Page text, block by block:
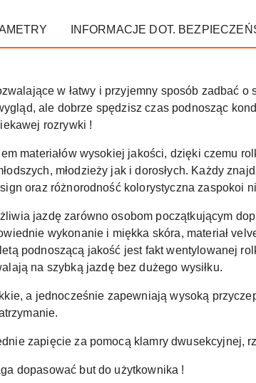
INFORMACJE DOT.
w łatwy i przyjemny sposób zadbać
ale dobrze spędzisz czas podnosząc
rozrywki !
materiałów wysokiej jakości, dzięki czemu
młodzieży jak i dorosłych. Każdy
oraz różnorodność kolorystyczna zaspokoi
jazdę zarówno osobom początkującym
wykonanie i miękka skóra, materiał
podnoszącą jakość jest fakt wentylowanej
na szybką jazdę bez dużego wysiłku.
a jednocześnie zapewniają wysoką
zapięcie za pomocą klamry dwusekcyjnej,
dopasować but do użytkownika !